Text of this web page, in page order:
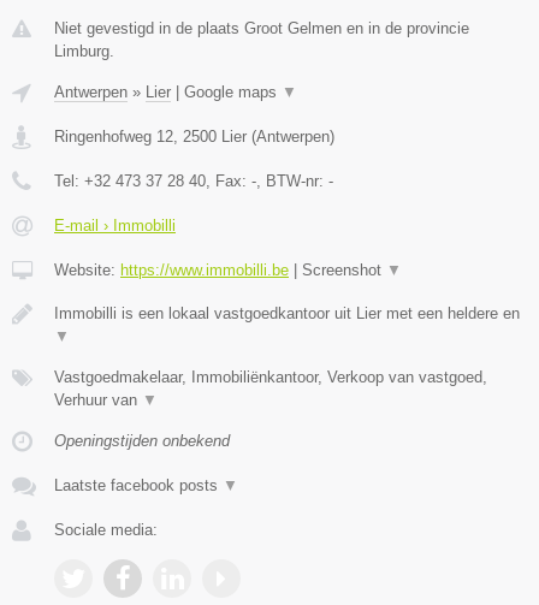
Niet gevestigd in de plaats Groot Gelmen en in de provincie
Limburg.
Antwerpen » Lier | Google maps ▼
Ringenhofweg 12 2500 Lier (Antwerpen)
Tel: +32 473 37 28 40 , Fax: - , BTW-nr: -
E-mail › Immobilli
Website: https://www.immobilli.be | Screenshot ▼
Immobilli is een lokaal vastgoedkantoor uit Lier met een heldere en
▼
Vastgoedmakelaar, Immobiliënkantoor, Verkoop van vastgoed,
Verhuur van ▼
Openingstijden onbekend
Laatste facebook posts ▼
Sociale media: